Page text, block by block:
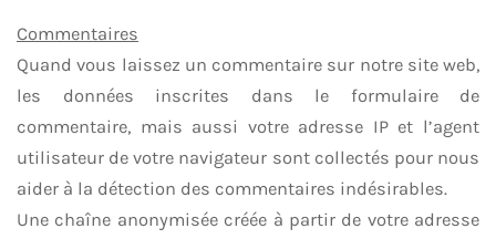
Commentaires
Quand vous laissez un commentaire sur notre site web,
les données inscrites dans le formulaire de
commentaire, mais aussi votre adresse IP et l’agent
utilisateur de votre navigateur sont collectés pour nous
aider à la détection des commentaires indésirables.
Une chaîne anonymisée créée à partir de votre adresse